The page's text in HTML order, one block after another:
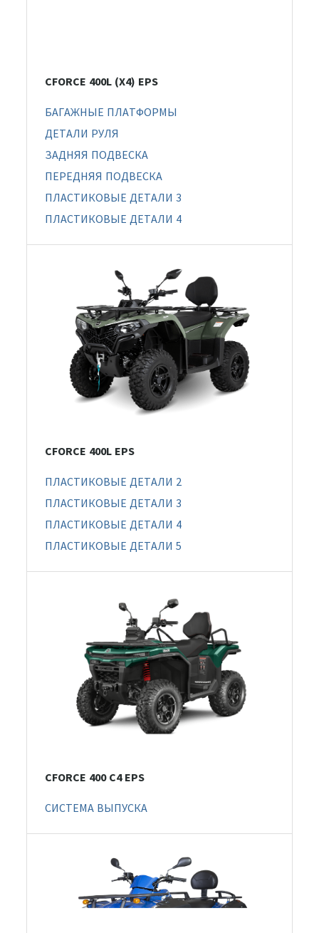
CFORCE 400L (X4) EPS
БАГАЖНЫЕ ПЛАТФОРМЫ
ДЕТАЛИ РУЛЯ
ЗАДНЯЯ ПОДВЕСКА
ПЕРЕДНЯЯ ПОДВЕСКА
ПЛАСТИКОВЫЕ ДЕТАЛИ 3
ПЛАСТИКОВЫЕ ДЕТАЛИ 4
CFORCE 400L EPS
ПЛАСТИКОВЫЕ ДЕТАЛИ 2
ПЛАСТИКОВЫЕ ДЕТАЛИ 3
ПЛАСТИКОВЫЕ ДЕТАЛИ 4
ПЛАСТИКОВЫЕ ДЕТАЛИ 5
CFORCE 400 С4 EPS
СИСТЕМА ВЫПУСКА